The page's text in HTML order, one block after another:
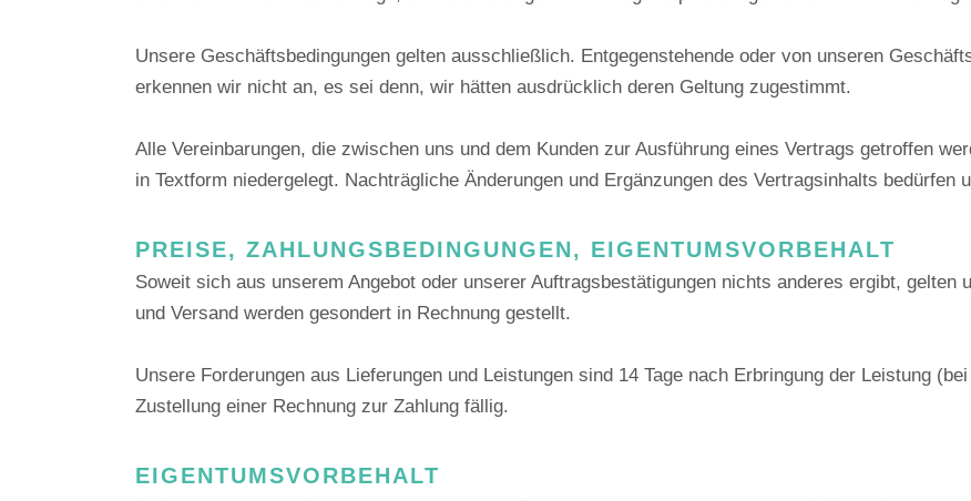
Unsere Geschäftsbedingungen gelten ausschließlich. Entgegenstehende oder von unseren
erkennen wir nicht an, es sei denn, wir hätten ausdrücklich deren Geltung zugestimmt.
Alle Vereinbarungen, die zwischen uns und dem Kunden zur Ausführung eines Vertrags getroffen
in Textform niedergelegt. Nachträgliche Änderungen und Ergänzungen des Vertragsinhalts bedürfen
PREISE, ZAHLUNGSBEDINGUNGEN, EIGENTUMSVORBEHALT
Soweit sich aus unserem Angebot oder unserer Auftragsbestätigungen nichts anderes ergibt,
und Versand werden gesondert in Rechnung gestellt.
Unsere Forderungen aus Lieferungen und Leistungen sind 14 Tage nach Erbringung der Leistung
Zustellung einer Rechnung zur Zahlung fällig.
EIGENTUMSVORBEHALT